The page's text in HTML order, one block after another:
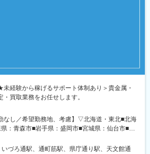
経験から稼げるサポート体制あり＞貴金属・
・買取業務をお任せします。
なし／希望勤務地、考慮】▽北海道・東北■北海
：青森市■岩手県：盛岡市■宮城県：仙台市■秋
形県：山形市■福島県：郡山市▽関東■茨城県：
都宮市■群馬県：高崎市■埼玉県：さいたま市■
づろ通駅、通町筋駅、県庁通り駅、天文館通